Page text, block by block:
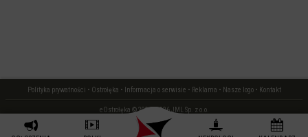
Polityka prywatności • Ostrołęka • Informacja o serwisie • Reklama • Nasze logo• Kontakt
eOstrołęka © 2006 - 2026 JML Sp. z o.o.